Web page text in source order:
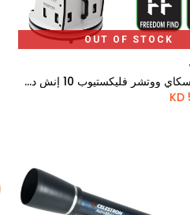
OUT OF STOCK
تلسكوب سكاي ووتشر فليكستيوب 10 إنش دوبسوني مزود بتقنية جو تو وقابل للطي